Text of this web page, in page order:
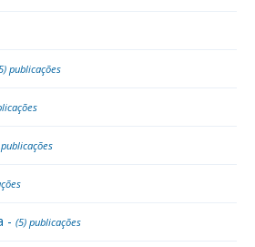
publicações
- (5) publicações